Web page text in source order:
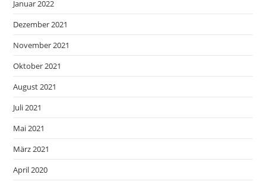
Januar 2022
Dezember 2021
November 2021
Oktober 2021
August 2021
Juli 2021
Mai 2021
März 2021
April 2020